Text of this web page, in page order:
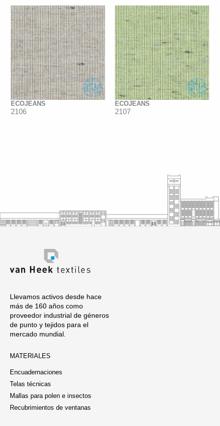
ECOJEANS
2106
ECOJEANS
2107
Llevamos activos desde hace
más de 160 años como
proveedor industrial de géneros
de punto y tejidos para el
mercado mundial.
MATERIALES
Encuadernaciones
Telas técnicas
Mallas para polen e insectos
Recubrimientos de ventanas